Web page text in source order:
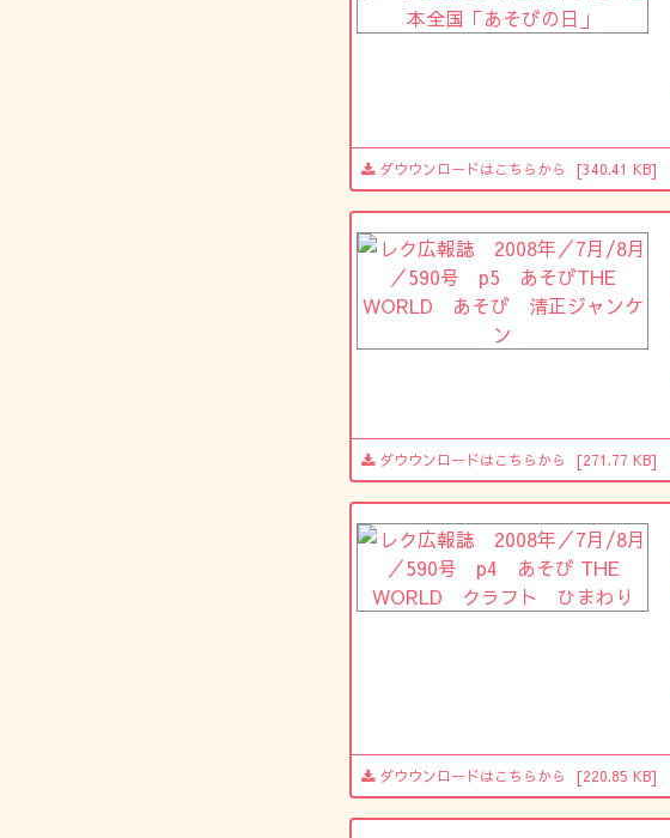
ダウウンロードはこちらから [340.41 KB]
ダウウンロードはこちらから [271.77 KB]
ダウウンロードはこちらから [220.85 KB]